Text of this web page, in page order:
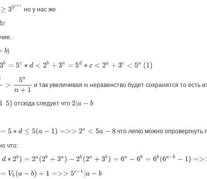
1
но у нас же
)
b=5 c∗ d<2b +3 a= 5d ∗c<2a +3c<5 a (1)
n +1
и так увеличиваяn неравенство будет сохранятся то есть
отсюда следует что2| a−b
5(a −1)=>>2 a<5a −8 что легко можно опровергнуть
что:
)=2a(2b +3 a)−2b(2a+3b) =6 a−6b=6b( 6a− b−1)=>>5c|6 a− b−1
a−b)+1=>>5c− 1|a− b